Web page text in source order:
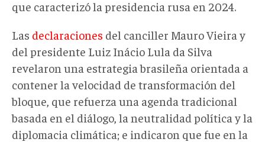
que caracterizó la presidencia rusa en 2024.
Las declaraciones del canciller Mauro Vieira y
del presidente Luiz Inácio Lula da Silva
revelaron una estrategia brasileña orientada a
contener la velocidad de transformación del
bloque, que refuerza una agenda tradicional
basada en el diálogo, la neutralidad política y la
diplomacia climática; e indicaron que fue en la